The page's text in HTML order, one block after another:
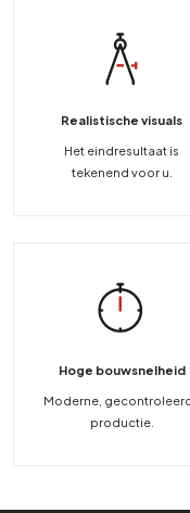
Realistische visuals
Het eindresultaat is
tekenend voor u.
Hoge bouwsnelheid
Moderne,
productie.